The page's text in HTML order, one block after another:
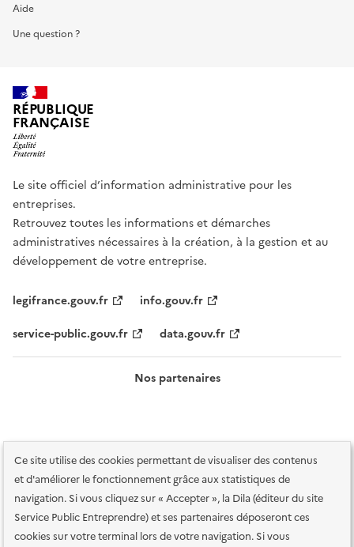
Ce site utilise des cookies permettant de visualiser des contenus
et d'améliorer le fonctionnement grâce aux statistiques de
navigation. Si vous cliquez sur « Accepter », la Dila (éditeur du site
Service Public Entreprendre) et ses partenaires déposeront ces
cookies sur votre terminal lors de votre navigation. Si vous
Aide
Une question ?
RÉPUBLIQUE
FRANÇAISE
Le site officiel d’information administrative pour les
entreprises.
Retrouvez toutes les informations et démarches
administratives nécessaires à la création, à la gestion et au
développement de votre entreprise.
legifrance.gouv.fr
info.gouv.fr
service-public.gouv.fr
data.gouv.fr
Nos partenaires
Plan du site Accessibilité : totalement conforme
Accessibilité des